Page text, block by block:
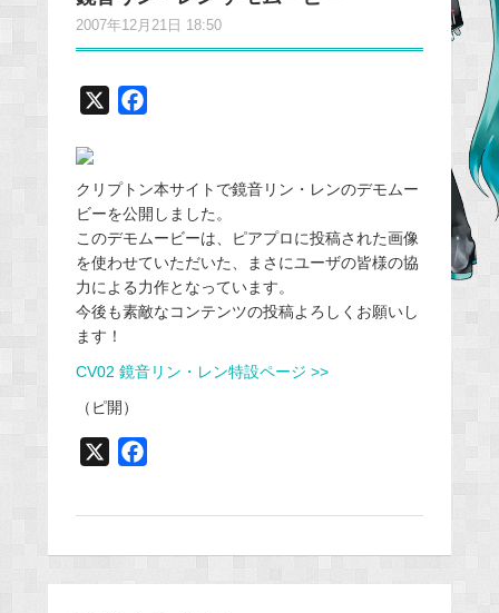
2007年12月21日 18:50
e
b
o
o
k
クリプトン本サイトで鏡音リン・レンのデモムー
ビーを公開しました。
このデモムービーは、ピアプロに投稿された画像
を使わせていただいた、まさにユーザの皆様の協
力による力作となっています。
今後も素敵なコンテンツの投稿よろしくお願いし
ます！
CV02 鏡音リン・レン特設ページ >>
（ピ開）